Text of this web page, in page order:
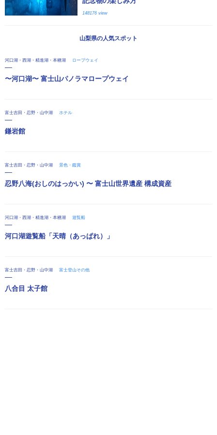
148176 view
山梨県の人気スポット
河口湖・西湖・精進湖・本栖湖 ロープウェイ
〜河口湖〜 富士山パノラマロープウェイ
富士吉田・忍野・山中湖 ホテル
鎌岩館
富士吉田・忍野・山中湖 景色・鑑賞
忍野八海(おしのはっかい) 〜 富士山世界遺産 構成資産
河口湖・西湖・精進湖・本栖湖 遊覧船
河口湖遊覧船「天晴（あっぱれ）」
富士吉田・忍野・山中湖 富士登山その他
八合目 太子館